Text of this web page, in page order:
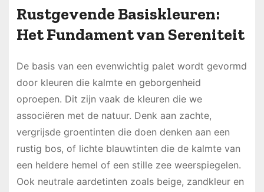
Rustgevende Basiskleuren:
Het Fundament van Sereniteit
De basis van een evenwichtig palet wordt gevormd
door kleuren die kalmte en geborgenheid
oproepen. Dit zijn vaak de kleuren die we
associëren met de natuur. Denk aan zachte,
vergrijsde groentinten die doen denken aan een
rustig bos, of lichte blauwtinten die de kalmte van
een heldere hemel of een stille zee weerspiegelen.
Ook neutrale aardetinten zoals beige, zandkleur en